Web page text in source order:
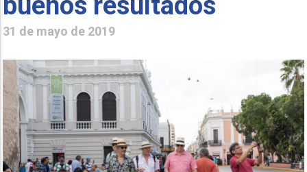
31 de mayo de 2019